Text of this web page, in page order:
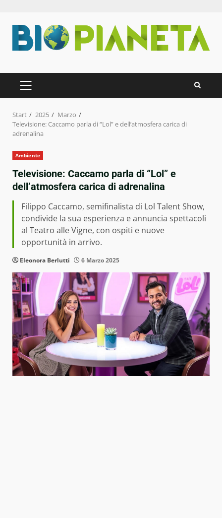
Inhalt
springen
PRIMÄRES
MENÜ
Start 2025
Marzo
Televisione: Caccamo parla di “Lol” e dell’atmosfera carica di
adrenalina
Ambiente
Televisione: Caccamo parla di “Lol” e
dell’atmosfera carica di adrenalina
Filippo Caccamo, semifinalista di Lol Talent Show,
condivide la sua esperienza e annuncia spettacoli
al Teatro alle Vigne, con ospiti e nuove
opportunità in arrivo.
Eleonora Berlutti 6 Marzo 2025